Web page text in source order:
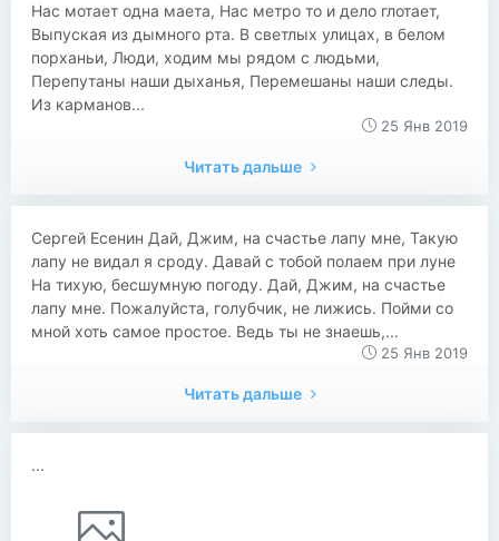
Нас мотает одна маета, Нас метро то и дело глотает,
Выпуская из дымного рта. В светлых улицах, в белом
порханьи, Люди, ходим мы рядом с людьми,
Перепутаны наши дыханья, Перемешаны наши следы.
Из карманов...
25 Янв 2019
Читать дальше
Сергей Есенин Дай, Джим, на счастье лапу мне, Такую
лапу не видал я сроду. Давай с тобой полаем при луне
На тихую, бесшумную погоду. Дай, Джим, на счастье
лапу мне. Пожалуйста, голубчик, не лижись. Пойми со
мной хоть самое простое. Ведь ты не знаешь,...
25 Янв 2019
Читать дальше
...